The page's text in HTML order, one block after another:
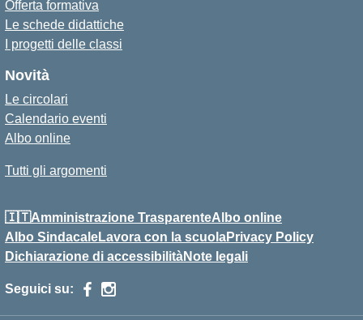
Offerta formativa
Le schede didattiche
I progetti delle classi
Novità
Le circolari
Calendario eventi
Albo online
Tutti gli argomenti
🇮🇹Amministrazione TrasparenteAlbo online
Albo SindacaleLavora con la scuolaPrivacy Policy
Dichiarazione di accessibilitàNote legali
Seguici su: